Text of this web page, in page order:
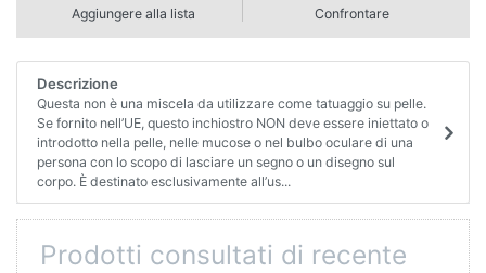
Aggiungere alla lista Confrontare
Descrizione
Questa non è una miscela da utilizzare come tatuaggio su pelle.
Se fornito nell’UE, questo inchiostro NON deve essere iniettato o
introdotto nella pelle, nelle mucose o nel bulbo oculare di una
persona con lo scopo di lasciare un segno o un disegno sul
corpo. È destinato esclusivamente all’us...
Prodotti consultati di recente